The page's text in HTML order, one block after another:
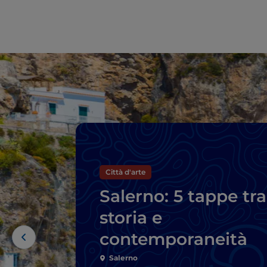
Città d'arte
Salerno: 5 tappe tra
storia e
contemporaneità
Salerno